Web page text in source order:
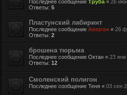
Последнее сообщение Труба « 26
Ответы: 5
Пластунский лабиринт
Последнее сообщение Аверон « 26
Ответы: 2
брошена тюрьма
Последнее сообщение Октан « 23
Ответы: 12
Смоленский полигон
Последнее сообщение Теня « 03 сен